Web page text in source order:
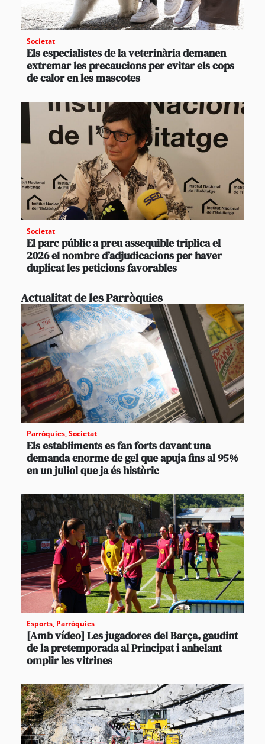
Societat
Els especialistes de la veterinària demanen
extremar les precaucions per evitar els cops
de calor en les mascotes
Societat
El parc públic a preu assequible triplica el
2026 el nombre d’adjudicacions per haver
duplicat les peticions favorables
Actualitat de les Parròquies
Parròquies,Societat
Els establiments es fan forts davant una
demanda enorme de gel que apuja fins al 95%
en un juliol que ja és històric
Esports, Parròquies
[Amb vídeo] Les jugadores del Barça, gaudint
de la pretemporada al Principat i anhelant
omplir les vitrines